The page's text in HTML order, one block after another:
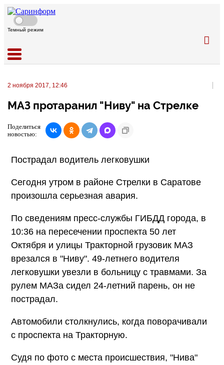
Темный режим
2 ноября 2017, 12:46
МАЗ протаранил "Ниву" на Стрелке
Поделиться
новостью:
Пострадал водитель легковушки
Сегодня утром в районе Стрелки в Саратове
произошла серьезная авария.
По сведениям пресс-службы ГИБДД города, в
10:36 на пересечении проспекта 50 лет
Октября и улицы Тракторной грузовик МАЗ
врезался в "Ниву". 49-летнего водителя
легковушки увезли в больницу с травмами. За
рулем МАЗа сидел 24-летний парень, он не
пострадал.
Автомобили столкнулись, когда поворачивали
с проспекта на Тракторную.
Судя по фото с места происшествия, "Нива"